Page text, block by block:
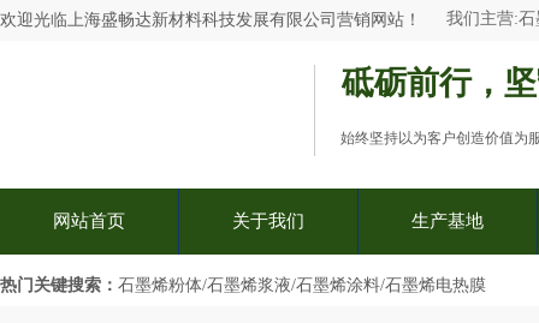
欢迎光临上海盛畅达新材料科技发展有限公司 营销网站 ！ 我们主营:石
砥砺前行，
始终坚持以为客户创造价值为
网站首页 关于我们 生产基地
热门关键搜索：​ 石墨烯粉体/石墨烯浆液/石墨烯涂料/石墨烯电热膜